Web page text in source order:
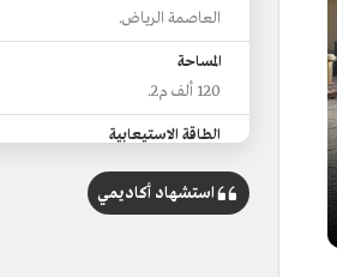
العاصمة الرياض.
المساحة
120 ألف م2.
الطاقة الاستيعابية
الجهة المشرفة
استشهاد أكاديمي